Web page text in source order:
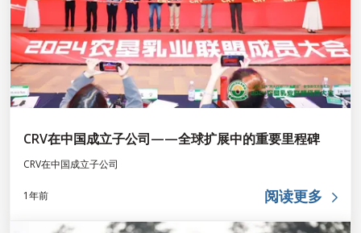
CRV在中国成立子公司——全球扩展中的重要里程碑
CRV在中国成立子公司
1年前 阅读更多